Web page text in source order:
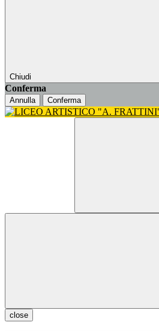
Chiudi
Conferma
Annulla Conferma
close